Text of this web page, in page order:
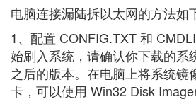
电脑连接漏陆拆以太网的方法如
1、配置 CONFIG.TXT 和
始刷入系统，请确认你下载的系
之后的版本。在电脑上将系统镜
卡，可以使用 Win32 Disk